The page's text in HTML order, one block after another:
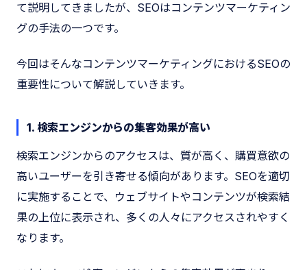
て説明してきましたが、SEOはコンテンツマーケティン
グの手法の一つです。
今回はそんなコンテンツマーケティングにおけるSEOの
重要性について解説していきます。
1. 検索エンジンからの集客効果が高い
検索エンジンからのアクセスは、質が高く、購買意欲の
高いユーザーを引き寄せる傾向があります。SEOを適切
に実施することで、ウェブサイトやコンテンツが検索結
果の上位に表示され、多くの人々にアクセスされやすく
なります。